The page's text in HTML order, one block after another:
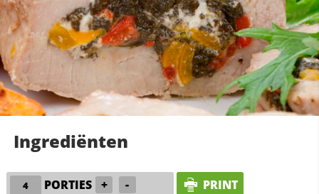
Ingrediënten
PORTIES + - PRINT